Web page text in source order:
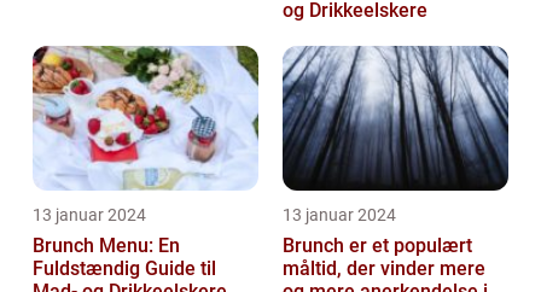
og Drikkeelskere
13 januar 2024
Brunch Menu: En
Fuldstændig Guide til
13 januar 2024
Brunch er et populært
måltid, der vinder mere